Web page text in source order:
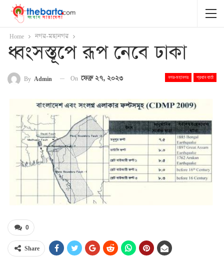
Home নগর-মহানগর
ধ্বংসস্তূপে রূপ নেবে ঢাকা
নগর-মহানগর প্রধান বার্তা
By Admin On ফেব্রু ২৭, ২০২৩
0
Share